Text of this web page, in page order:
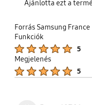
Ajánlotta ezt a
Forrás Samsung France
Funkciók
5
Megjelenés
5